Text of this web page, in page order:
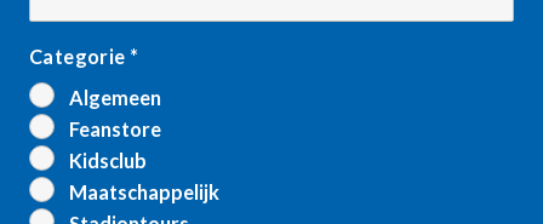
Categorie *
Algemeen
Feanstore
Kidsclub
Maatschappelijk